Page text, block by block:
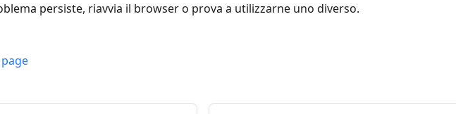
persiste, riavvia il browser o prova a utilizzarne uno diverso.